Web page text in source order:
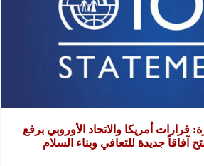
قرارات أمريكا والاتحاد الأوروبي برفع
آفاقاً جديدة للتعافي وبناء السلام